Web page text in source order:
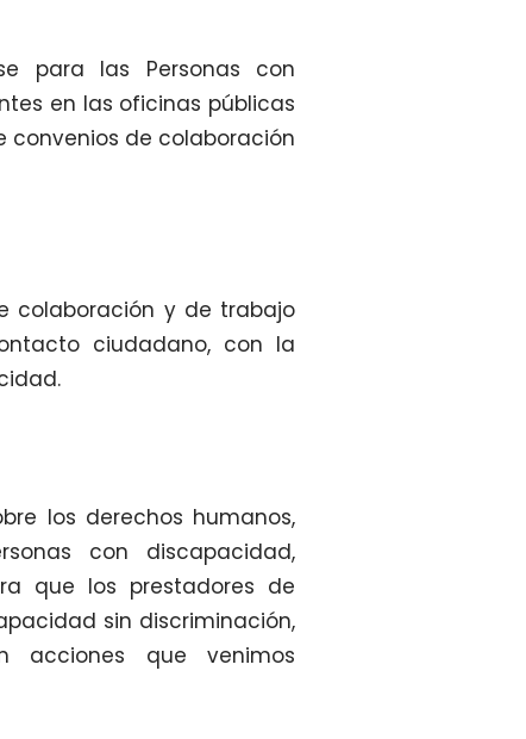
para las Personas con
en las oficinas públicas
de colaboración
colaboración y de trabajo
ciudadano, con la
los derechos humanos,
con discapacidad,
que los prestadores de
sin discriminación,
acciones que venimos